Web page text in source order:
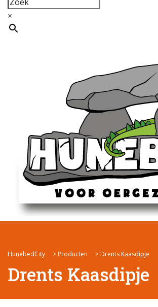
×
HunebedCity > Producten > Drents Kaasdipje
Drents Kaasdipje